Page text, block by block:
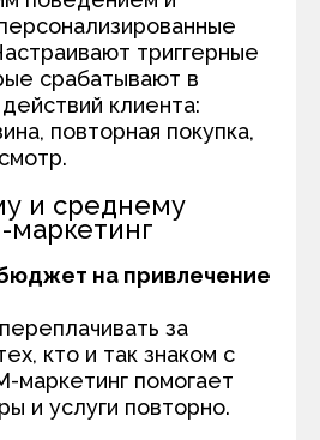
триггерные
срабатывают в
клиента:
повторная покупка,
и среднему
маркетинг
на привлечение
за
кто и так знаком с
маркетинг помогает
и услуги повторно.